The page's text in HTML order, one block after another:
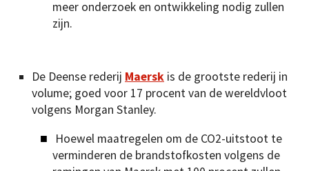
meer onderzoek en ontwikkeling nodig zullen
zijn.
De Deense rederij Maersk is de grootste rederij in
volume; goed voor 17 procent van de wereldvloot
volgens Morgan Stanley.
Hoewel maatregelen om de CO2-uitstoot te
verminderen de brandstofkosten volgens de